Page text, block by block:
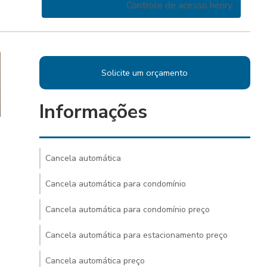
Controle de acesso henry
Solicite um orçamento
Informações
Cancela automática
Cancela automática para condomínio
Cancela automática para condomínio preço
Cancela automática para estacionamento preço
Cancela automática preço